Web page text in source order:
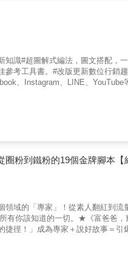
卷）：創意互動，維持新鮮感。
精準推播給對的人。 ‧ 客戶管理
知識#超圖解式編法，圖文搭配，
參考工具書。#改版更新數位行
、Instagram、LINE、
行銷更加分！傳統行銷（4P/1S/
銷市場的主流消費者依賴智慧型
、購物網站、搜尋網站……等多元
粉到鐵粉的19個金牌腳本【
領域的「專家」！從素人翻紅到
有你該知道的一切。★《富爸爸
捷徑！」成為專家＋說好故事＝
、企業大軍，各種規模都適用的
如何成為專家？🚀我的內容和產